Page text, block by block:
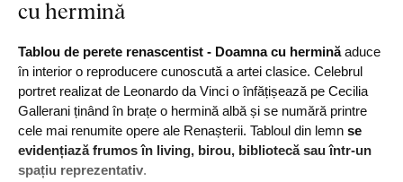
cu hermină
Tablou de perete renascentist - Doamna cu herminăaduce
în interior o reproducere cunoscută a artei clasice. Celebrul
portret realizat de Leonardo da Vinci o înfățișează pe Cecilia
Gallerani ținând în brațe o hermină albă și se numără printre
cele mai renumite opere ale Renașterii. Tabloul din lemn se
evidențiază frumos în living, birou, bibliotecă sau într-un
spațiu reprezentativ.